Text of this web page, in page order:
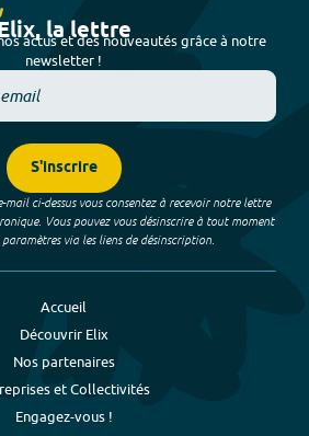
la lettre
actus et des nouveautés grâce à notre
newsletter !
S'inscrire
mail ci-dessus vous consentez à recevoir notre lettre
Vous pouvez vous désinscrire à tout moment
via les liens de désinscription.
Accueil
Découvrir Elix
Nos partenaires
et Collectivités
Engagez-vous !